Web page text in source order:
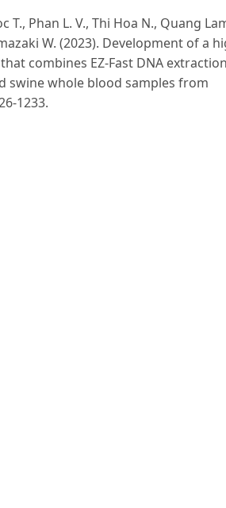
T., Phan L. V., Thi Hoa N., Quang
W. (2023). Development of a
combines EZ-Fast DNA
swine whole blood samples from
1233.